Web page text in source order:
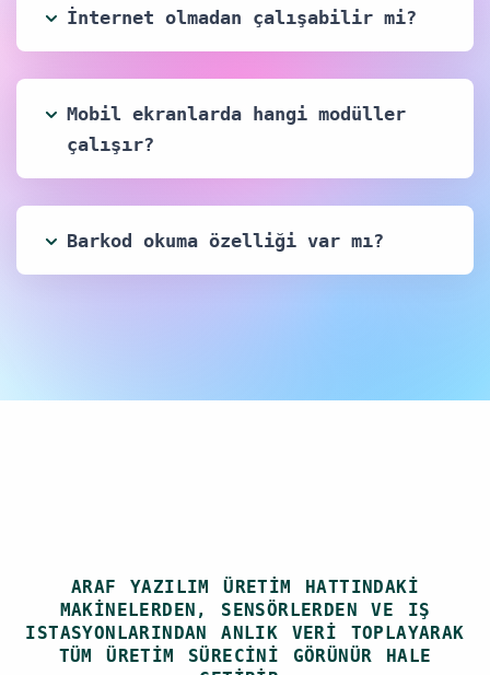
İnternet olmadan çalışabilir mi?
Mobil ekranlarda hangi modüller
çalışır?
Barkod okuma özelliği var mı?
ARAF YAZILIM ÜRETIM HATTINDAKI
MAKINELERDEN, SENSÖRLERDEN VE IŞ
ISTASYONLARINDAN ANLIK VERI TOPLAYARAK
TÜM ÜRETIM SÜRECINI GÖRÜNÜR HALE